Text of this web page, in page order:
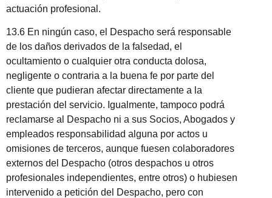
actuación profesional.
13.6 En ningún caso, el Despacho será responsable
de los daños derivados de la falsedad, el
ocultamiento o cualquier otra conducta dolosa,
negligente o contraria a la buena fe por parte del
cliente que pudieran afectar directamente a la
prestación del servicio. Igualmente, tampoco podrá
reclamarse al Despacho ni a sus Socios, Abogados y
empleados responsabilidad alguna por actos u
omisiones de terceros, aunque fuesen colaboradores
externos del Despacho (otros despachos u otros
profesionales independientes, entre otros) o hubiesen
intervenido a petición del Despacho, pero con